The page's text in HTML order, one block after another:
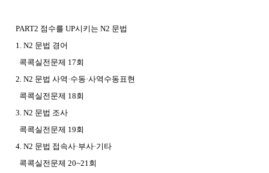
PART2 점수를 UP시키는 N2 문법
1. N2 문법 경어
콕콕실전문제 17회
2. N2 문법 사역·수동·사역수동표현
콕콕실전문제 18회
3. N2 문법 조사
콕콕실전문제 19회
4. N2 문법 접속사·부사·기타
콕콕실전문제 20~21회